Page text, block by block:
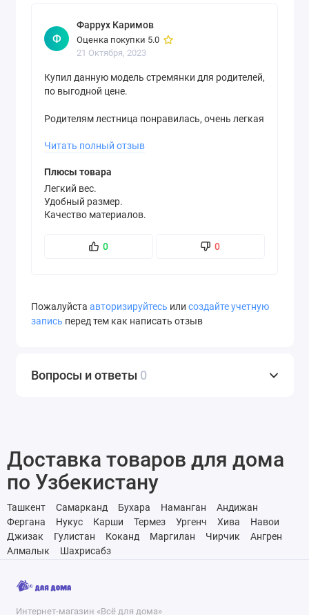
Ф
Фаррух Каримов
Оценка покупки 5.0
21 Октября, 2023
Купил данную модель стремянки для родителей,
по выгодной цене.
Родителям лестница понравилась, очень легкая
после стирки или достать что нибудь из верхних
Также у лестницы очень удобные габариты 96
см, спокойно залазает в легковой автомобиль.
Читать полный отзыв
Плюсы товара
Легкий вес.
Удобный размер.
Качество материалов.
0 0
Пожалуйста авторизируйтесь или создайте учетную
запись перед тем как написать отзыв
Вопросы и ответы 0
Доставка товаров для дома
по Узбекистану
Ташкент Самарканд Бухара Наманган
Андижан
Фергана
Нукус Карши Термез Ургенч Хива
Навои
Джизак
Гулистан Коканд Маргилан Чирчик
Ангрен
Алмалык
Шахрисабз
Интернет-магазин «Всё для дома»